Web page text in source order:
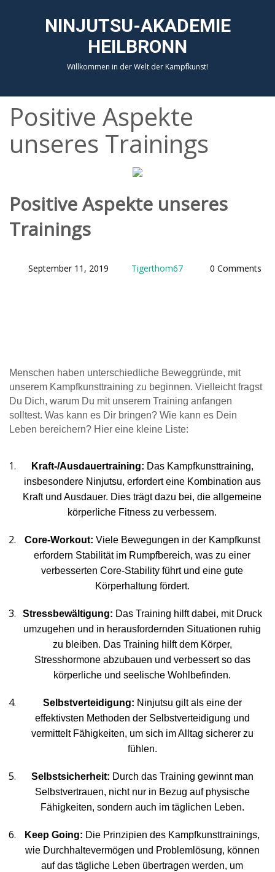
NINJUTSU-AKADEMIE
HEILBRONN
Willkommen in der Welt der Kampfkunst!
Positive Aspekte
unseres Trainings
Positive Aspekte unseres
Trainings
September 11, 2019 Tigerthom67 0 Comments
Menschen haben unterschiedliche Beweggründe, mit
unserem Kampfkunsttraining zu beginnen. Vielleicht fragst
Du Dich, warum Du mit unserem Training anfangen
solltest. Was kann es Dir bringen? Wie kann es Dein
Leben bereichern? Hier eine kleine Liste:
Kraft-/Ausdauertraining: Das Kampfkunsttraining,
insbesondere Ninjutsu, erfordert eine Kombination aus
Kraft und Ausdauer. Dies trägt dazu bei, die allgemeine
körperliche Fitness zu verbessern.
Core-Workout: Viele Bewegungen in der Kampfkunst
erfordern Stabilität im Rumpfbereich, was zu einer
verbesserten Core-Stability führt und eine gute
Körperhaltung fördert.
Stressbewältigung: Das Training hilft dabei, mit Druck
umzugehen und in herausfordernden Situationen ruhig
zu bleiben. Das Training hilft dem Körper,
Stresshormone abzubauen und verbessert so das
körperliche und seelische Wohlbefinden.
Selbstverteidigung: Ninjutsu gilt als eine der
effektivsten Methoden der Selbstverteidigung und
vermittelt Fähigkeiten, um sich im Alltag sicherer zu
fühlen.
Selbstsicherheit: Durch das Training gewinnt man
Selbstvertrauen, nicht nur in Bezug auf physische
Fähigkeiten, sondern auch im täglichen Leben.
Keep Going: Die Prinzipien des Kampfkunsttrainings,
wie Durchhaltevermögen und Problemlösung, können
auf das tägliche Leben übertragen werden, um